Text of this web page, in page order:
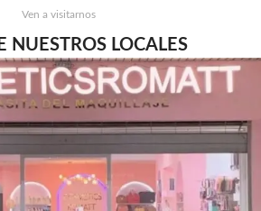
Ven a visitarnos
NUESTROS LOCALES